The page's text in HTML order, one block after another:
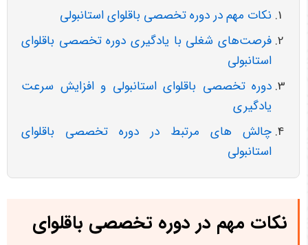
نکات مهم در دوره تخصصی باقلوای استانبولی
فرصت‌های شغلی با یادگیری دوره تخصصی باقلوای
استانبولی
دوره تخصصی باقلوای استانبولی و افزایش سرعت
یادگیری
چالش های مرتبط در دوره تخصصی باقلوای
استانبولی
نکات مهم در دوره تخصصی باقلوای